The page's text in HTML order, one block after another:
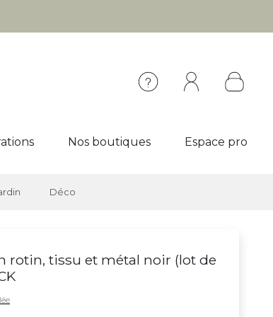
Nos boutiques Espace pro
Déco
rotin, tissu et métal noir (lot de